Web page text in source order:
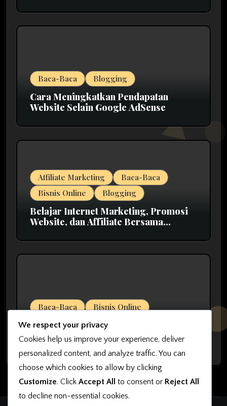
Baca-Baca Blogging
Cara Meningkatkan Pendapatan
Website Selain Google AdSense
Affiliate Marketing
Baca-Baca
Bisnis Online
Blogging
Belajar Internet Marketing, Promosi
Website, dan Affiliate Bersama
Baca-Baca Bisnis Online
7 Kesalahan yang Harus Dihindari
agar Bisnis Online Bisa Sukses
We respect your privacy
Cookies help us improve your experience, deliver
personalized content, and analyze traffic. You can
choose which cookies to allow by clicking
Customize. Click Accept All to consent or Reject All
to decline non-essential cookies.